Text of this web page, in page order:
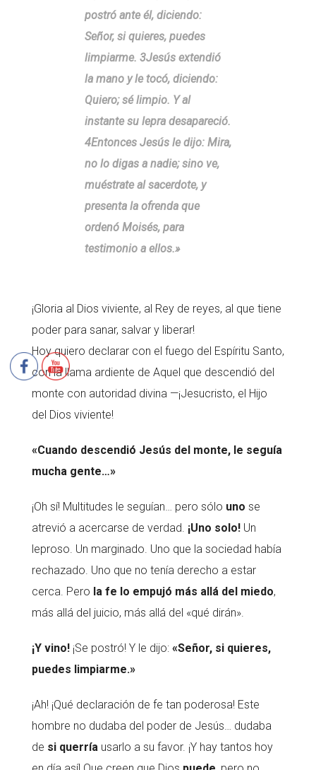
postró ante él, diciendo:
Señor, si quieres, puedes
limpiarme. 3Jesús extendió
la mano y le tocó, diciendo:
Quiero; sé limpio. Y al
instante su lepra desapareció.
4Entonces Jesús le dijo: Mira,
no lo digas a nadie; sino ve,
muéstrate al sacerdote, y
presenta la ofrenda que
ordenó Moisés, para
testimonio a ellos.»
¡Gloria al Dios viviente, al Rey de reyes, al que tiene
poder para sanar, salvar y liberar!
Hoy quiero declarar con el fuego del Espíritu Santo,
con la llama ardiente de Aquel que descendió del
monte con autoridad divina —¡Jesucristo, el Hijo
del Dios viviente!
«Cuando descendió Jesús del monte, le seguía
mucha gente…»
¡Oh sí! Multitudes le seguían… pero sólo uno se
atrevió a acercarse de verdad. ¡Uno solo! Un
leproso. Un marginado. Uno que la sociedad había
rechazado. Uno que no tenía derecho a estar
cerca. Pero la fe lo empujó más allá del miedo,
más allá del juicio, más allá del «qué dirán».
¡Y vino! ¡Se postró! Y le dijo: «Señor, si quieres,
puedes limpiarme.»
¡Ah! ¡Qué declaración de fe tan poderosa! Este
hombre no dudaba del poder de Jesús… dudaba
de si querría usarlo a su favor. ¡Y hay tantos hoy